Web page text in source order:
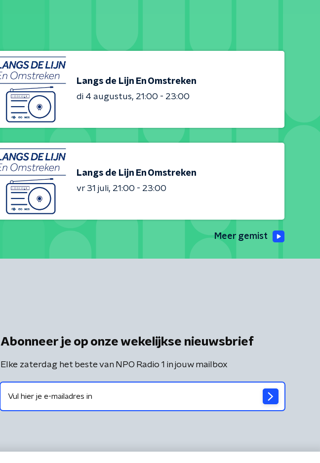
Langs de Lijn En Omstreken
di 4 augustus 21:00 - 23:00
Langs de Lijn En Omstreken
vr 31 juli 21:00 - 23:00
Meer gemist
Abonneer je op onze wekelijkse nieuwsbrief
Elke zaterdag het beste van NPO Radio 1 in jouw mailbox